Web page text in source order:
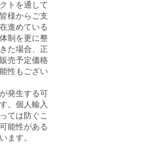
トを通して
様からご支
進めている
制を更に整
た場合、正
売予定価格
性もござい
発生する可
。個人輸入
ては防ぐこ
能性がある
ます。